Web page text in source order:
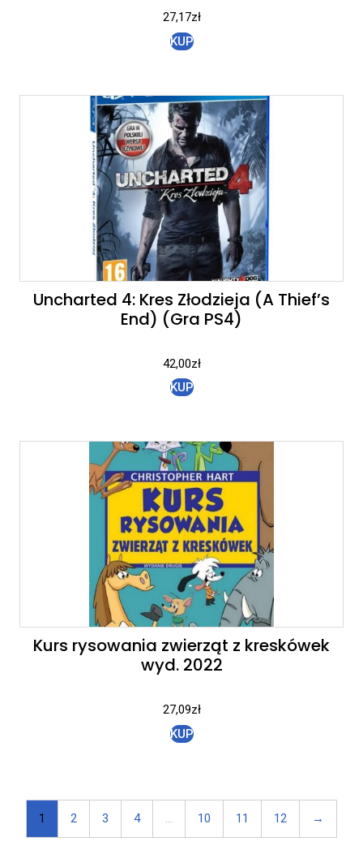
27,17zł
KUP
Uncharted 4: Kres Złodzieja (A Thief’s
End) (Gra PS4)
42,00zł
KUP
Kurs rysowania zwierząt z kreskówek
wyd. 2022
27,09zł
KUP
1 2 3 4 … 10 11 12 →